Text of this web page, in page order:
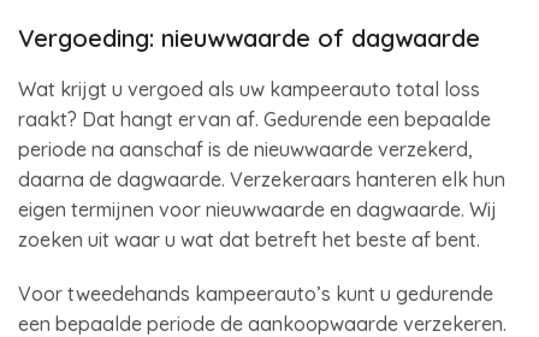
Vergoeding: nieuwwaarde of dagwaarde
Wat krijgt u vergoed als uw kampeerauto total loss
raakt? Dat hangt ervan af. Gedurende een bepaalde
periode na aanschaf is de nieuwwaarde verzekerd,
daarna de dagwaarde. Verzekeraars hanteren elk hun
eigen termijnen voor nieuwwaarde en dagwaarde. Wij
zoeken uit waar u wat dat betreft het beste af bent.
Voor tweedehands kampeerauto’s kunt u gedurende
een bepaalde periode de aankoopwaarde verzekeren.